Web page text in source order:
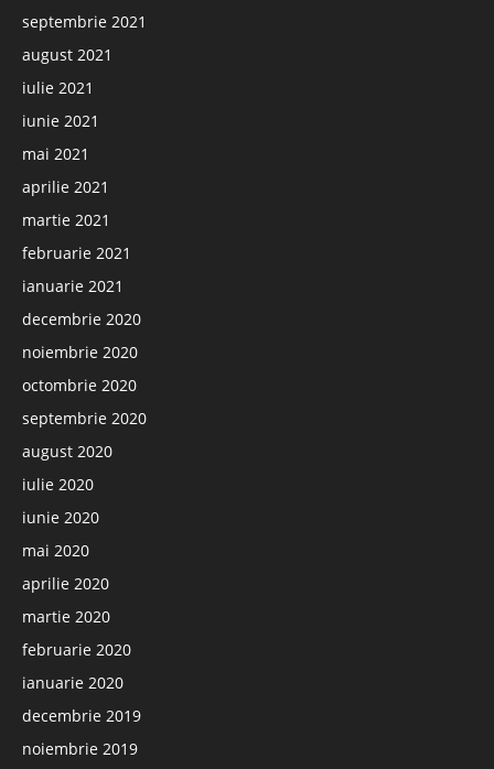
septembrie 2021
august 2021
iulie 2021
iunie 2021
mai 2021
aprilie 2021
martie 2021
februarie 2021
ianuarie 2021
decembrie 2020
noiembrie 2020
octombrie 2020
septembrie 2020
august 2020
iulie 2020
iunie 2020
mai 2020
aprilie 2020
martie 2020
februarie 2020
ianuarie 2020
decembrie 2019
noiembrie 2019